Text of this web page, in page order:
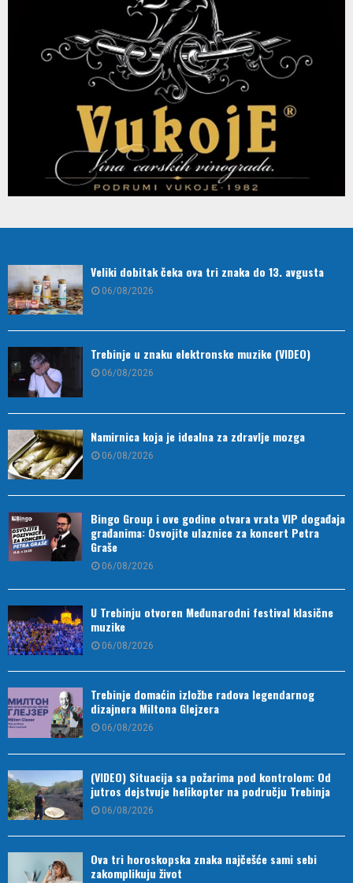
Veliki dobitak čeka ova tri znaka do 13. avgusta
06/08/2026
Trebinje u znaku elektronske muzike (VIDEO)
06/08/2026
Namirnica koja je idealna za zdravlje mozga
06/08/2026
Bingo Group i ove godine otvara vrata VIP događaja
građanima: Osvojite ulaznice za koncert Petra
Graše
06/08/2026
U Trebinju otvoren Međunarodni festival klasične
muzike
06/08/2026
Trebinje domaćin izložbe radova legendarnog
dizajnera Miltona Glejzera
06/08/2026
(VIDEO) Situacija sa požarima pod kontrolom: Od
jutros dejstvuje helikopter na području Trebinja
06/08/2026
Ova tri horoskopska znaka najčešće sami sebi
zakomplikuju život